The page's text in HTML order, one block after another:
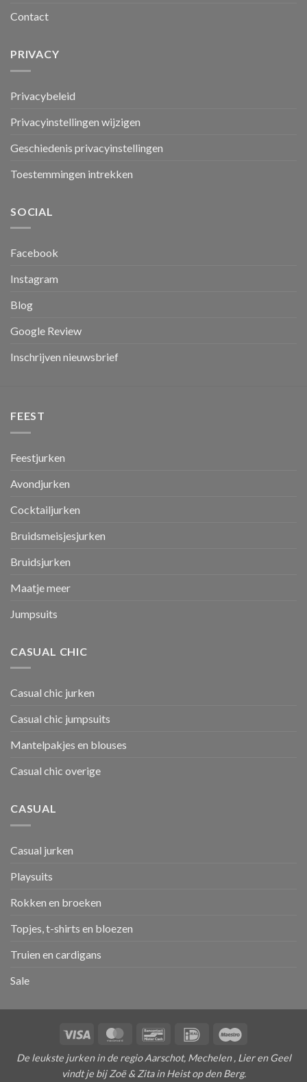
Contact
PRIVACY
Privacybeleid
Privacyinstellingen wijzigen
Geschiedenis privacyinstellingen
Toestemmingen intrekken
SOCIAL
Facebook
Instagram
Blog
Google Review
Inschrijven nieuwsbrief
FEEST
Feestjurken
Avondjurken
Cocktailjurken
Bruidsmeisjesjurken
Bruidsjurken
Maatje meer
Jumpsuits
CASUAL CHIC
Casual chic jurken
Casual chic jumpsuits
Mantelpakjes en blouses
Casual chic overige
CASUAL
Casual jurken
Playsuits
Rokken en broeken
Topjes, t-shirts en bloezen
Truien en cardigans
Sale
Visa MasterCardBancontactIDeal
De leukste jurken in de regio Aarschot, Mechelen , Lier en Geel
vindt je bij Zoë & Zita in Heist op den Berg.